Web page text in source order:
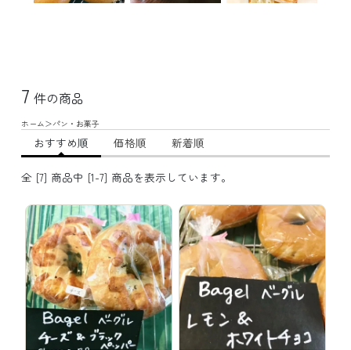
7 件の商品
ホーム＞パン・お菓子
おすすめ順 価格順 新着順
全 [7] 商品中 [1-7] 商品を表示しています。